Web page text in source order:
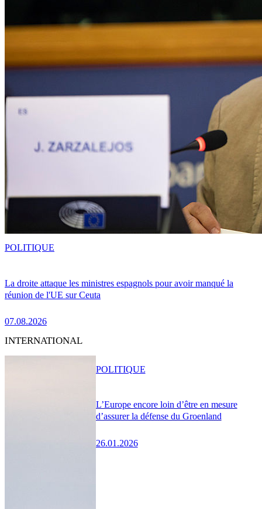
La droite attaque les ministres espagnols pour avoir manqué la
réunion de l'UE sur Ceuta
07.08.2026
POLITIQUE
INTERNATIONAL
L’Europe encore loin d’être en mesure
d’assurer la défense du Groenland
26.01.2026
POLITIQUE